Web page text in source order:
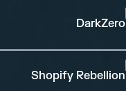
DarkZero
Shopify Rebellion